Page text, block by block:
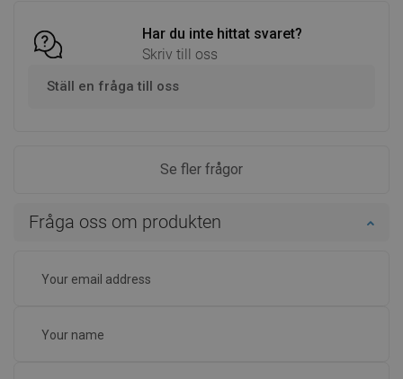
Har du inte hittat svaret?
Skriv till oss
Ställ en fråga till oss
Se fler frågor
Fråga oss om produkten